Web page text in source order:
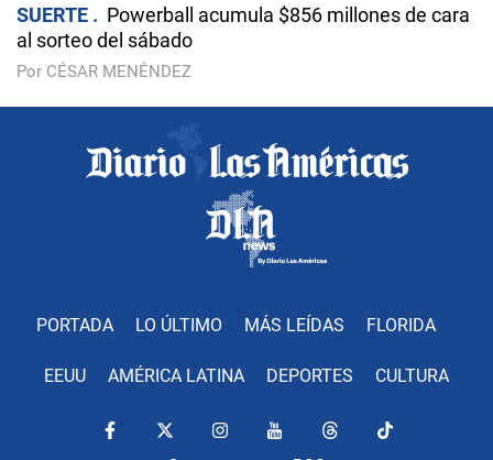
SUERTE
Powerball acumula $856 millones de cara
al sorteo del sábado
Por CÉSAR MENÉNDEZ
PORTADA LO ÚLTIMO MÁS LEÍDAS FLORIDA
EEUU AMÉRICA LATINA DEPORTES CULTURA